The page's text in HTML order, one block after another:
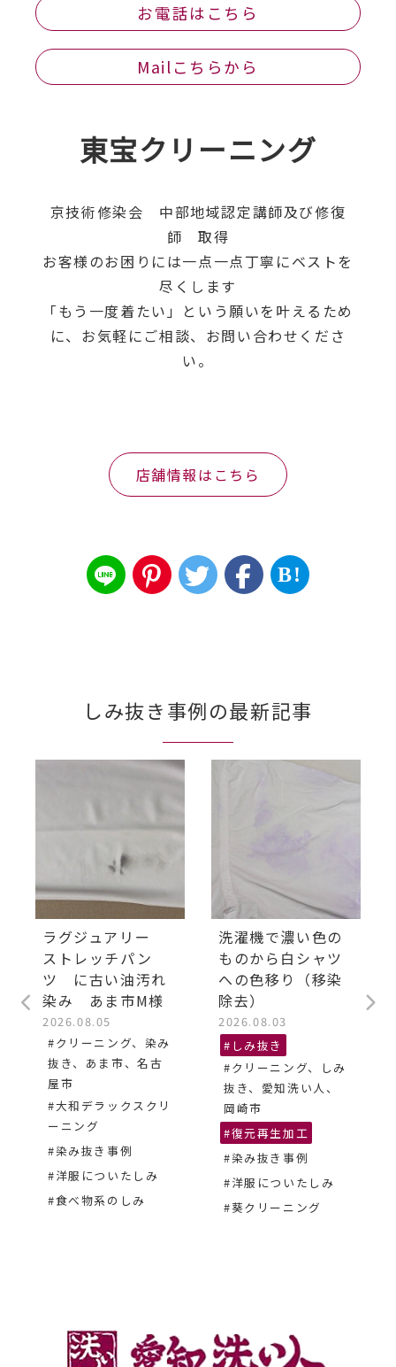
お電話はこちら
Mailこちらから
東宝クリーニング
京技術修染会 中部地域認定講師及び修復
師 取得
お客様のお困りには一点一点丁寧にベストを
尽くします
「もう一度着たい」という願いを叶えるため
に、お気軽にご相談、お問い合わせくださ
い。
店舗情報はこちら
B!
しみ抜き事例の最新記事
ラグジュアリー
ストレッチパン
ツ に古い油汚れ
染み あま市M様
2026.08.05
#クリーニング、染み
抜き、あま市、名古
屋市
#大和デラックスクリ
ーニング
#染み抜き事例
#洋服についたしみ
#食べ物系のしみ
洗濯機で濃い色の
ものから白シャツ
への色移り（移染
除去）
2026.08.03
#しみ抜き
#クリーニング、しみ
抜き、愛知洗い人、
岡崎市
#復元再生加工
#染み抜き事例
#洋服についたしみ
#葵クリーニング